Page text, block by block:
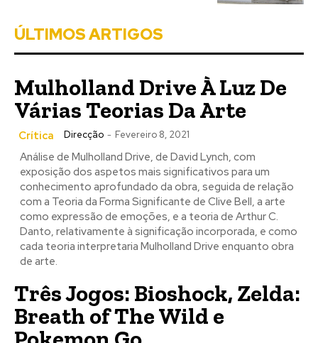
ÚLTIMOS ARTIGOS
Mulholland Drive À Luz De
Várias Teorias Da Arte
Crítica Direcção - Fevereiro 8, 2021
Análise de Mulholland Drive, de David Lynch, com
exposição dos aspetos mais significativos para um
conhecimento aprofundado da obra, seguida de relação
com a Teoria da Forma Significante de Clive Bell, a arte
como expressão de emoções, e a teoria de Arthur C.
Danto, relativamente à significação incorporada, e como
cada teoria interpretaria Mulholland Drive enquanto obra
de arte.
Três Jogos: Bioshock, Zelda:
Breath of The Wild e